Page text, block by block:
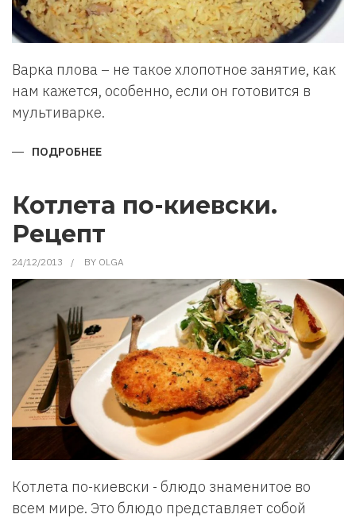
Варка плова – не такое хлопотное занятие, как
нам кажется, особенно, если он готовится в
мультиварке.
ПОДРОБНЕЕ
МУЛЬТИВАРКЕ.
Котлета по-киевски.
Рецепт
24/12/2013 BY OLGA
Котлета по-киевски - блюдо знаменитое во
всем мире. Это блюдо представляет собой